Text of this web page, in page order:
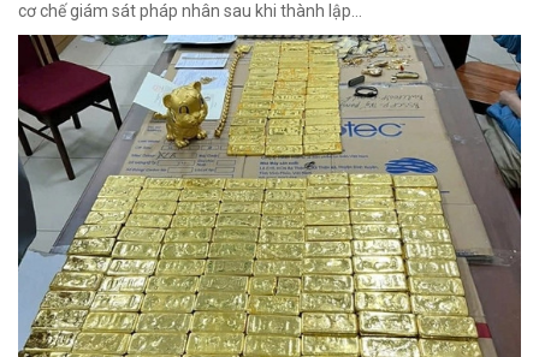
cơ chế giám sát pháp nhân sau khi thành lập…